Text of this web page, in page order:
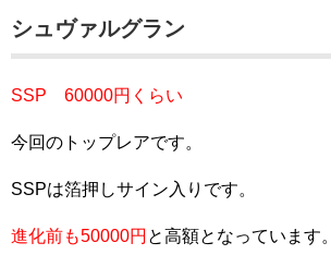
シュヴァルグラン
SSP 60000円くらい
今回のトップレアです。
SSPは箔押しサイン入りです。
進化前も50000円 と高額となっています。